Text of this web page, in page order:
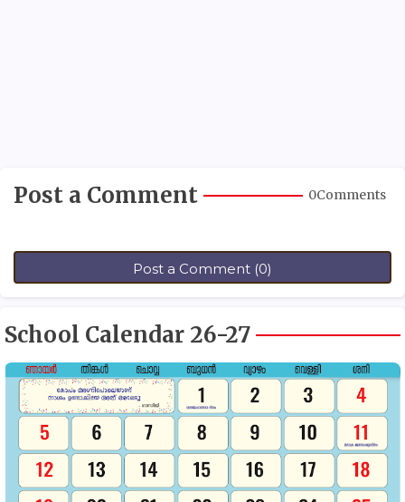
Post a Comment 0Comments
Post a Comment (0)
School Calendar 26-27